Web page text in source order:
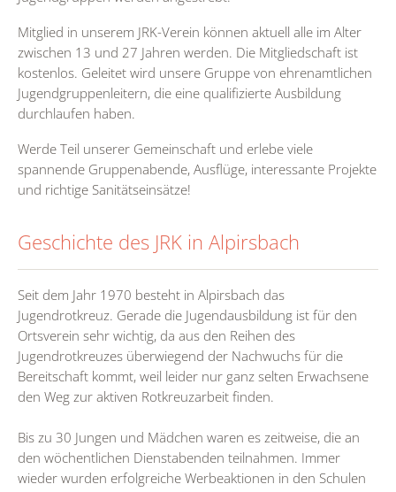
Mitglied in unserem JRK-Verein können aktuell alle im Alter
zwischen 13 und 27 Jahren werden. Die Mitgliedschaft ist
kostenlos. Geleitet wird unsere Gruppe von ehrenamtlichen
Jugendgruppenleitern, die eine qualifizierte Ausbildung
durchlaufen haben.
Werde Teil unserer Gemeinschaft und erlebe viele
spannende Gruppenabende, Ausflüge, interessante Projekte
und richtige Sanitätseinsätze!
Geschichte des JRK in Alpirsbach
Seit dem Jahr 1970 besteht in Alpirsbach das
Jugendrotkreuz. Gerade die Jugendausbildung ist für den
Ortsverein sehr wichtig, da aus den Reihen des
Jugendrotkreuzes überwiegend der Nachwuchs für die
Bereitschaft kommt, weil leider nur ganz selten Erwachsene
den Weg zur aktiven Rotkreuzarbeit finden.
Bis zu 30 Jungen und Mädchen waren es zeitweise, die an
den wöchentlichen Dienstabenden teilnahmen. Immer
wieder wurden erfolgreiche Werbeaktionen in den Schulen